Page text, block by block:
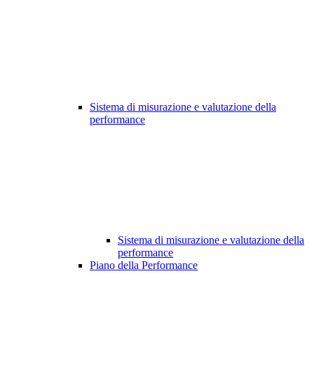
Sistema di misurazione e valutazione della
performance
Sistema di misurazione e valutazione della
performance
Piano della Performance